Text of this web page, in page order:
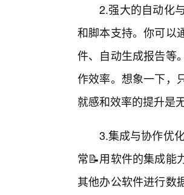
2.强大的自动化
和脚本支持。你可以
件、自动生成报告等
作效率。想象一下，
就感和效率的提升是
3.集成与协作优
常📝用软件的集成能
其他办公软件进行数